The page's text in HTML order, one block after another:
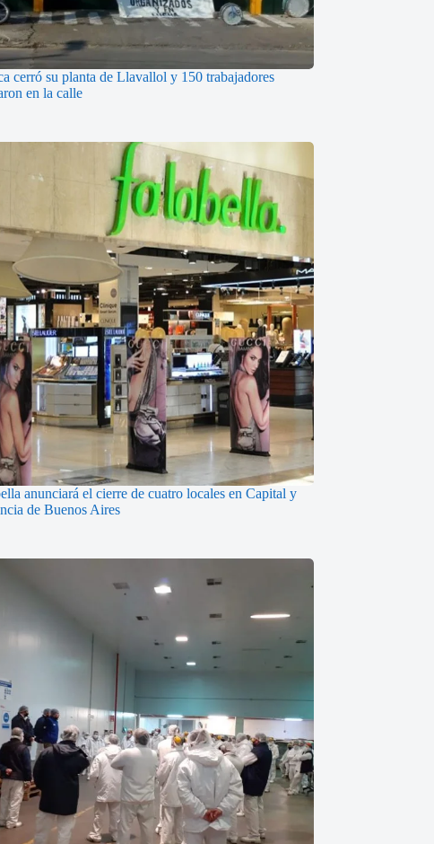
cerró su planta de Llavallol y 150 trabajadores
en la calle
anunciará el cierre de cuatro locales en Capital y
de Buenos Aires